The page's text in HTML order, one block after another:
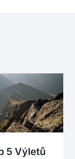
5 Výletů